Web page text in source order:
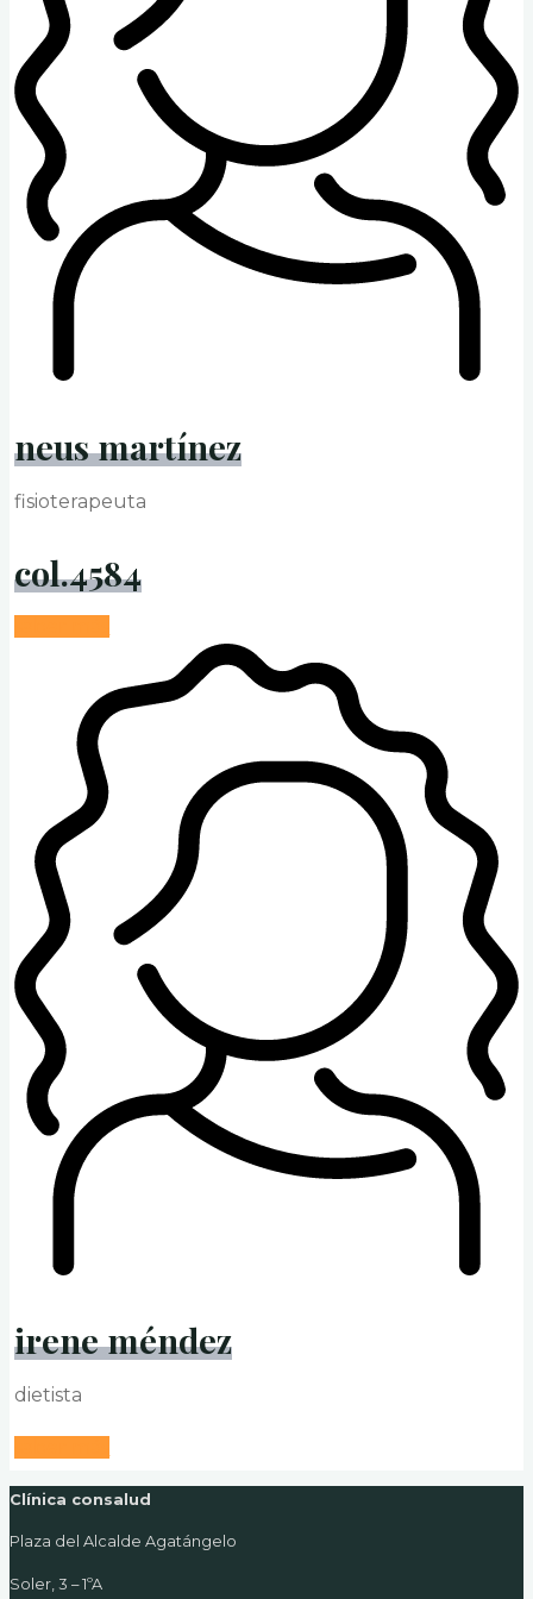
neus martínez
fisioterapeuta
col.4584
irene méndez
dietista
Clínica consalud
Plaza del Alcalde Agatángelo
Soler, 3 – 1ºA